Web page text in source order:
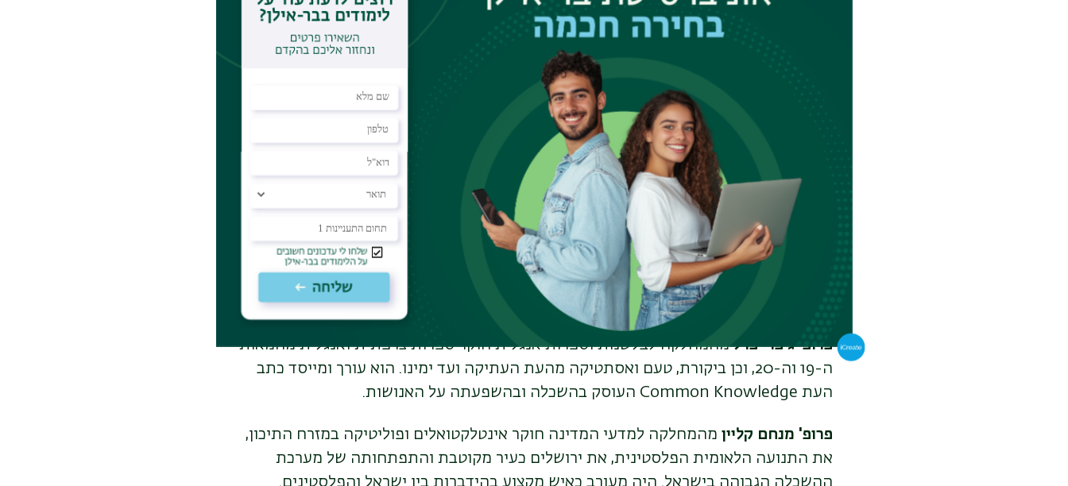
מנהיגותם וסביבתם – בפרט.
מהמחלקה לתולדות ישראל ויהדות זמננו ומהמחלקה לתלמוד ותושב"ע,
הוא חוקר בעל שם עולמי בתחומי היהדות. בין מחקריו המגוונים בולטים העת העתיקה,
היסטוריה חברתית, משנה, ליטורגיה ומיסטיקה, ותחומים פחות מוכרים כמו במדעי היהדות
כמו אסטרולוגיה ונומרולוגיה.
מהמחלקה לכלכלה הוא חוקר בתחומי כלכלה ציבורית, תורת המשחקים,
כלכלה פוליטית ושיתופי פעולה. בין מחקריו הבולטים בתחום הכלכלה הפוליטית נמצאים אלה
העוסקים במציאת מנגנוני הצבעה יעילים בפרלמנט.
פרופ' אפרים זהבימהפקולטה להנדסה חוקר מערכות של תקשורת אלחוטית וממקימי
הפקולטה להנדסה בבר-אילן. לצד עבודתו המחקרית בבר-אילן ובטכניון ביצע שיתופי פעולה
עם חברות הייטק ורשם פטנטים רבים.
פרופ' ג'פרי פרלמהמחלקה לבלשנות וספרות אנגלית חוקר ספרות צרפתית ואנגלית מהמאות
ה-19 וה-20, וכן ביקורת, טעם ואסתטיקה מהעת העתיקה ועד ימינו. הוא עורך ומייסד כתב
העת Common Knowledge העוסק בהשכלה ובהשפעתה על האנושות.
פרופ' מנחם קליין מהמחלקה למדעי המדינה חוקר אינטלקטואלים ופוליטיקה במזרח התיכון,
את התנועה הלאומית הפלסטינית, את ירושלים כעיר מקוטבת והתפתחותה של מערכת
ההשכלה הגבוהה בישראל. היה מעורב כאיש מקצוע בהידברות בין ישראל והפלסטינים.